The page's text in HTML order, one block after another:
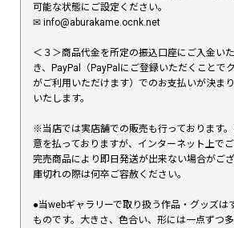
可能な状態にご設定ください。
✉︎ info@aburakame.ocnk.net
＜３＞商品代金を所定の振込口座にご入金い
き、PayPal（PayPalにご登録いただくことで
がご利用いただけます）でのお支払いが決ま
いたします。
※当店では実店舗での販売も行っております
意を払っておりますが、インターネット上でご
完売商品により即日発送が出来ない場合がご
庫切れの際は何卒ご容赦ください。
●当webギャラリーで取り扱う作品・グッズは
ものです。大きさ、色合い、形には一点ずつ